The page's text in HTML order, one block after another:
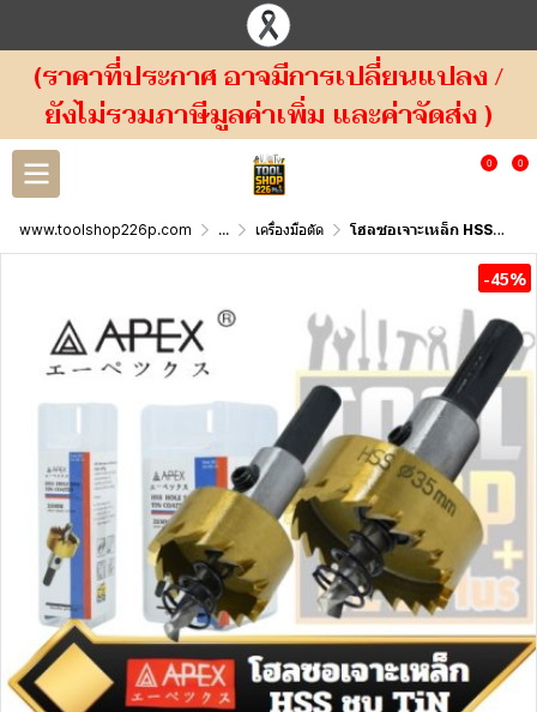
(ราคาที่ประกาศ อาจมีการเปลี่ยนแปลง /
ยังไม่รวมภาษีมูลค่าเพิ่ม และค่าจัดส่ง )
0 0
www.toolshop226p.com ... เครื่องมือตัด โฮลซอเจาะเหล็ก HSS ชุบไทเทเนียม Hole saw HSS TIN COATED APEX
-45%